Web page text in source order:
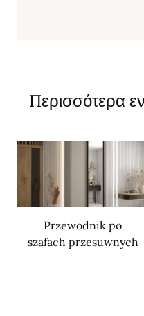
Περισσότερα
Przewodnik po
szafach przesuwnych